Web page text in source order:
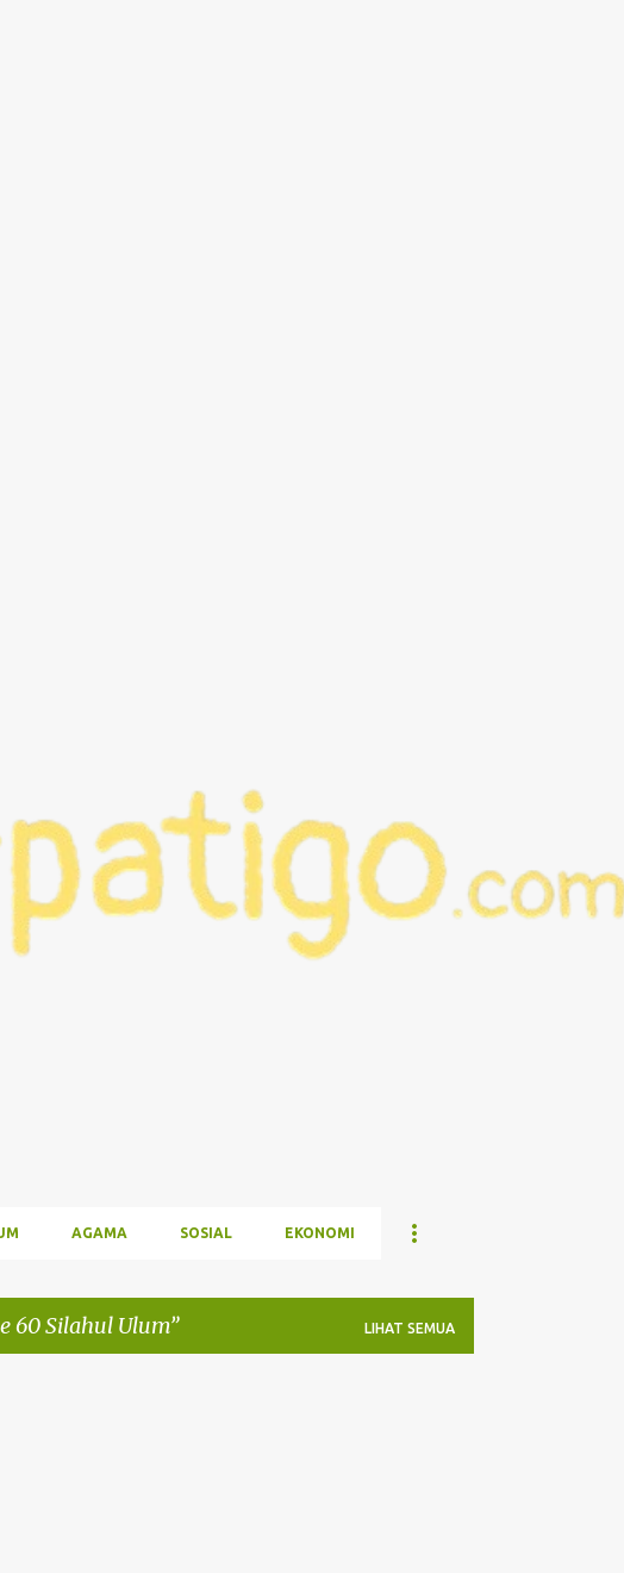
AGAMA SOSIAL EKONOMI
60 Silahul Ulum LIHAT SEMUA